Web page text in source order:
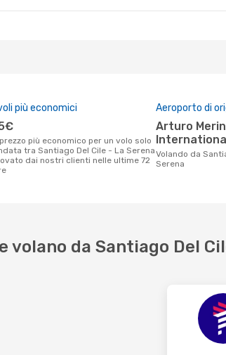
voli più economici
tra Santiago Del Cile - La Serena
dai nostri clienti nelle ultime 72
Aeroporto di
Arturo Merino Benítez
Volando da Santiago Del Cile a La
Serena
volano da Santiago Del